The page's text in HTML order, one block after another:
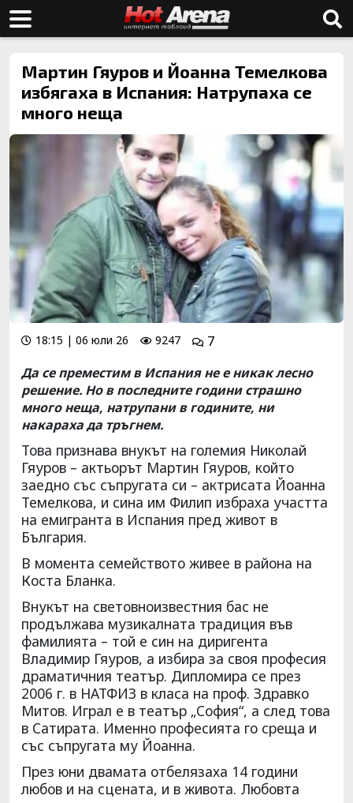
Мартин Гяуров и Йоанна Темелкова
избягаха в Испания: Натрупаха се
много неща
18:15 | 06 юли 26 9247
7
Да се преместим в Испания не е никак лесно
решение. Но в последните години страшно
много неща, натрупани в годините, ни
накараха да тръгнем.
Това признава внукът на големия Николай
Гяуров – актьорът Мартин Гяуров, който
заедно със съпругата си – актрисата Йоанна
Темелкова, и сина им Филип избраха участта
на емигранта в Испания пред живот в
България.
В момента семейството живее в района на
Коста Бланка.
Внукът на световноизвестния бас не
продължава музикалната традиция във
фамилията – той е син на диригента
Владимир Гяуров, а избира за своя професия
драматичния театър. Дипломира се през
2006 г. в НАТФИЗ в класа на проф. Здравко
Митов. Играл е в театър „София“, а след това
в Сатирата. Именно професията го среща и
със съпругата му Йоанна.
През юни двамата отбелязаха 14 години
любов и на сцената, и в живота. Любовта